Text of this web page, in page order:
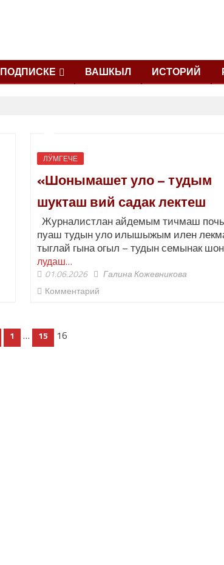
ПОДПИСКЕ ВАШКЫЛ ИСТОРИЙ
ЛӰМГЕЧЕ
«Шонымашет уло – тудым
шукташ вий садак лектеш
Журналистлан айдемым тичмаш
пуаш тудын уло илышыжым илен
тыглай гына огыл – тудын семынак
лудаш…
01.06.2026
Галина Кожевникова
Комментарий
1 … 15 16